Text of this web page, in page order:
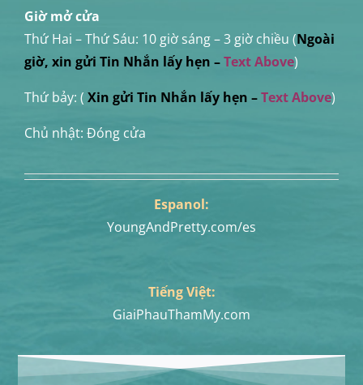
Giờ mở cửa
Thứ Hai – Thứ Sáu: 10 giờ sáng – 3 giờ chiều (Ngoài
giờ, xin gửi Tin Nhắn lấy hẹn –Text Above)
Thứ bảy: ( Xin gửi Tin Nhắn lấy hẹn –Text Above)
Chủ nhật: Đóng cửa
Espanol:
YoungAndPretty.com/es
Tiếng Việt:
GiaiPhauThamMy.com